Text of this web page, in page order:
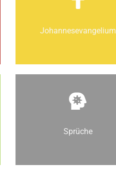
Johannes­­evangelium
Sprüche